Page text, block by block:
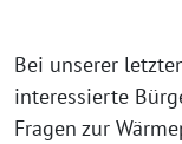
Bei unserer
interessierte
Fragen zur